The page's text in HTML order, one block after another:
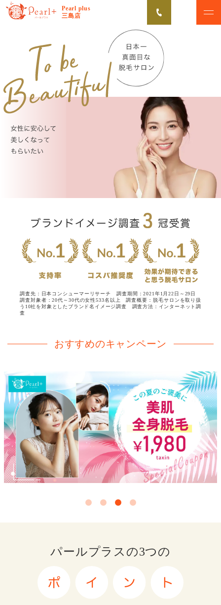
Pearl plus
三島店
ABOUT
パールプラスについて
CAMPAIGN
脱毛キャンペーン
VOICE
お客様の声
MENU
美肌脱毛メニュー
FLOW
初めての方へ
NEWS
無料カウンセリング予約
調査先：日本コンシューマーリサーチ 調査期間：2021年1月22日～29日
調査対象者：20代～30代の女性533名以上調査概要：脱毛サロンを取り扱
う10社を対象としたブランド名イメージ調査 調査方法：インターネット調
査
おすすめのキャンペーン
パールプラスの3つの